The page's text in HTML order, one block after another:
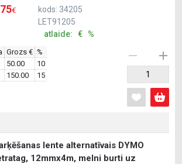
€
kods: 34205
LET91205
atlaide: € %
Grozs € %
50.00
10
150.00
15
lente alternatīvais DYMO
12mmx4m, melni burti uz